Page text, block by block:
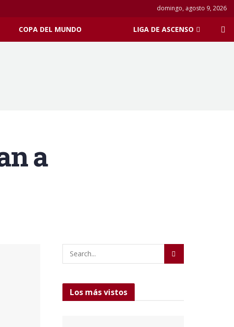
domingo, agosto 9, 2026
COPA DEL MUNDO LIGA DE ASCENSO
a
Los más vistos